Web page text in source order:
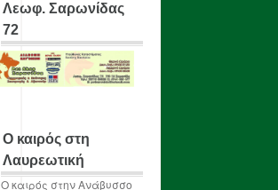
Λεωφ. Σαρωνίδας
72
Ο καιρός στη
Λαυρεωτική
Ο καιρός στην Ανάβυσσο